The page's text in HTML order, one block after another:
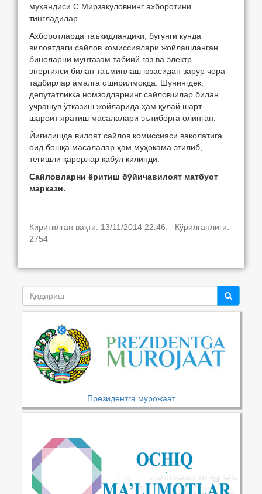
муҳандиси С.Мирзақуловнинг ахборотини
тингладилар.
Ахборотларда таъкидландики, бугунги кунда
вилоятдаги сайлов комиссиялари жойлашланган
биноларни мунтазам табиий газ ва электр
энергияси билан таъминлаш юзасидан зарур чора-
тадбирлар амалга оширилмоқда. Шунингдек,
депутатликка номзодларнинг сайловчилар билан
учрашув ўтказиш жойларида ҳам қулай шарт-
шароит яратиш масалалари эътиборга олинган.
Йиғилишда вилоят сайлов комиссияси ваколатига
оид бошқа масалалар ҳам муҳокама этилиб,
тегишли қарорлар қабул қилинди.
Сайловларни ёритиш бўйичавилоят матбуот
маркази.
Киритилган вақти: 13/11/2014 22:46. Кўрилганлиги:
2754
Президентга мурожаат